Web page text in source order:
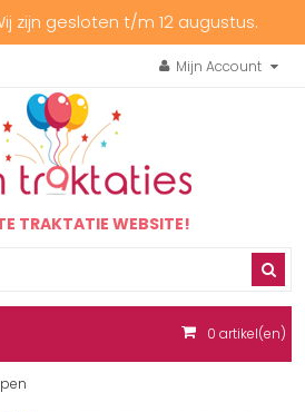
zijn gesloten t/m 12 augustus.
Mijn Account
TRAKTATIE WEBSITE!
0 artikel(en)